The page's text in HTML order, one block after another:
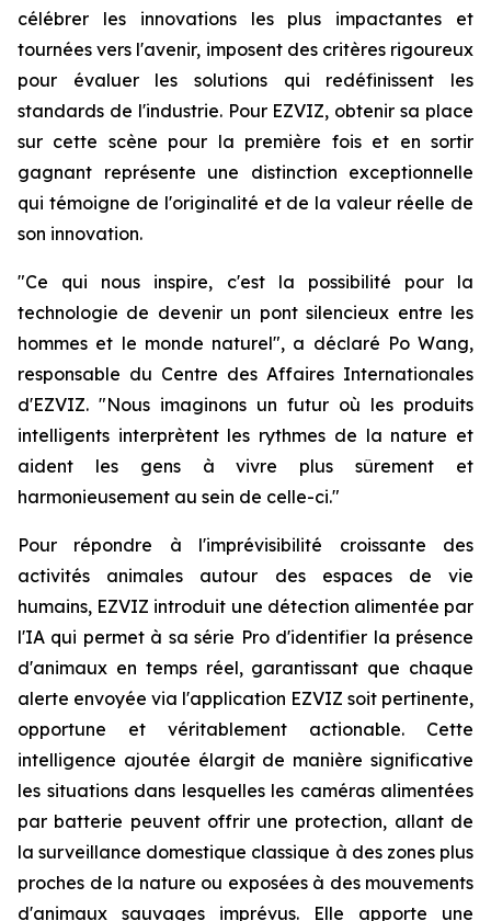
célébrer les innovations les plus impactantes et
tournées vers l'avenir, imposent des critères rigoureux
pour évaluer les solutions qui redéfinissent les
standards de l'industrie. Pour EZVIZ, obtenir sa place
sur cette scène pour la première fois et en sortir
gagnant représente une distinction exceptionnelle
qui témoigne de l'originalité et de la valeur réelle de
son innovation.
"Ce qui nous inspire, c'est la possibilité pour la
technologie de devenir un pont silencieux entre les
hommes et le monde naturel", a déclaré Po Wang,
responsable du Centre des Affaires Internationales
d'EZVIZ. "Nous imaginons un futur où les produits
intelligents interprètent les rythmes de la nature et
aident les gens à vivre plus sûrement et
harmonieusement au sein de celle-ci."
Pour répondre à l'imprévisibilité croissante des
activités animales autour des espaces de vie
humains, EZVIZ introduit une détection alimentée par
l'IA qui permet à sa série Pro d'identifier la présence
d'animaux en temps réel, garantissant que chaque
alerte envoyée via l'application EZVIZ soit pertinente,
opportune et véritablement actionable. Cette
intelligence ajoutée élargit de manière significative
les situations dans lesquelles les caméras alimentées
par batterie peuvent offrir une protection, allant de
la surveillance domestique classique à des zones plus
proches de la nature ou exposées à des mouvements
d'animaux sauvages imprévus. Elle apporte une